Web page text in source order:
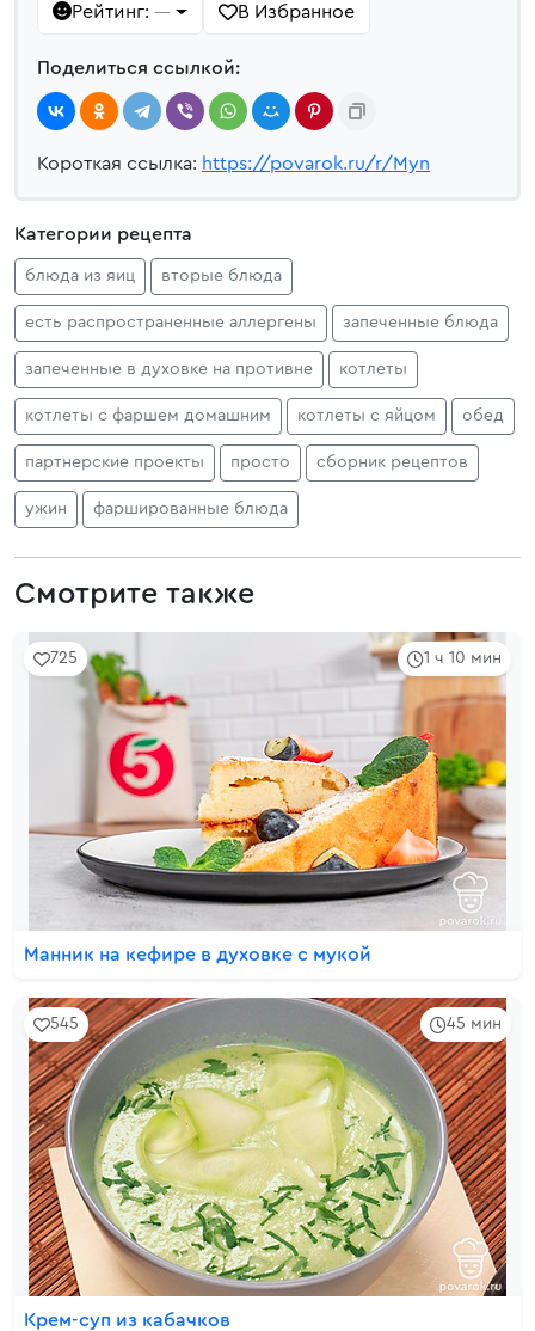
Рейтинг: — В Избранное
Поделиться ссылкой:
Короткая ссылка: https://povarok.ru/r/Myn
Категории рецепта
блюда из яиц вторые блюда
есть распространенные аллергены запеченные блюда
запеченные в духовке на противне котлеты
котлеты с фаршем домашним котлеты с яйцом обед
партнерские проекты просто сборник рецептов
ужин фаршированные блюда
Смотрите также
1 ч 10 мин
725
Манник на кефире в духовке с мукой
45 мин
545
Крем-суп из кабачков